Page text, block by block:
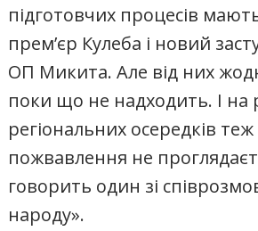
підготовчих процесів
прем’єр Кулеба і новий
ОП Микита. Але від них
поки що не надходить. І на
регіональних осередків теж
пожвавлення не
говорить один зі
народу».